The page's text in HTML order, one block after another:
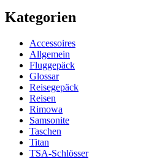
Kategorien
Accessoires
Allgemein
Fluggepäck
Glossar
Reisegepäck
Reisen
Rimowa
Samsonite
Taschen
Titan
TSA-Schlösser